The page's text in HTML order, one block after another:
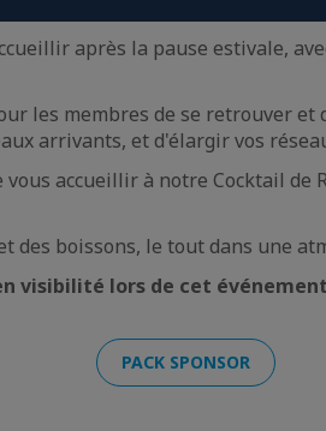
après la pause estivale,
les membres de se retrouver et
arrivants, et d'élargir vos
accueillir à notre Cocktail de
des boissons, le tout dans une
visibilité lors de cet
PACK SPONSOR